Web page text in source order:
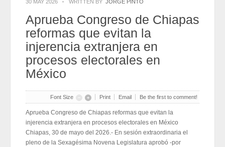
Edmundo Lazos Zuart, nuevo presidente del Club
Rotario Ejecutivo de San Cristóbal
2026-07-31
Edmundo Lazos Zuart, nuevo presidente del Club
Rotario Ejecutivo de San Cristóbal
2026-07-31
30 MAY 2026 WRITTEN BY JORGE PINTO
Aprueba Congreso de Chiapas
reformas que evitan la
injerencia extranjera en
procesos electorales en
México
Font Size Print Email Be the first to comment!
Aprueba Congreso de Chiapas reformas que evitan la
injerencia extranjera en procesos electorales en México
Chiapas, 30 de mayo del 2026.- En sesión extraordinaria el
pleno de la Sexagésima Novena Legislatura aprobó -por